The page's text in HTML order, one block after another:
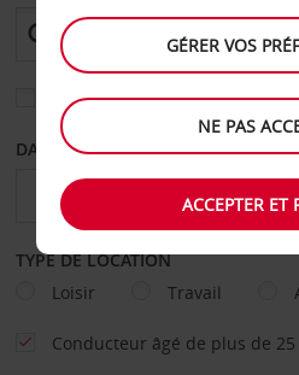
Sélectionnez une autre
DATE DE DÉPART
TYPE DE LOCATION
Loisir
Travail
Conducteur âgé de plus de 25
GÉRER VOS
NE PAS
ACCEPTER ET